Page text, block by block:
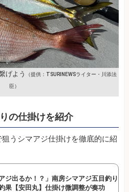
げよう （提供：TSURINEWSライター・川添法
臣）
の仕掛けを紹介
うシマアジ仕掛けを徹底的に紹
ジ出るか！？」南房シマアジ五目釣り
果【安田丸】仕掛け微調整が奏功